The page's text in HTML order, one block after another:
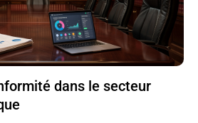
dans le secteur